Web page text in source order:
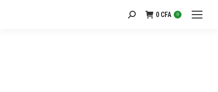
Recherche
0 CFA 0